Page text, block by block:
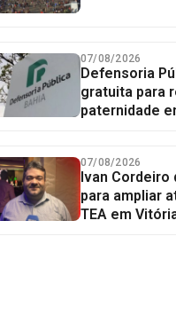
07/08/2026
Defensoria
gratuita para
paternidade
07/08/2026
Ivan
para ampliar
TEA em